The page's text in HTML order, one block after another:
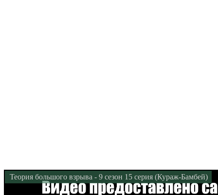
Теория большого взрыва - 9 сезон 15 серия (Кураж-Бамбей)